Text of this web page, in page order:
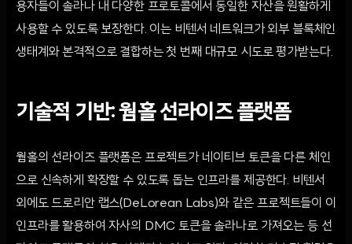
용자들이 솔라나 내 다양한 프로토콜에서 동일한 자산을 원활하게
사용할 수 있도록 보장한다. 이는 비텐서 네트워크가 외부 블록체인
생태계와 본격적으로 결합하는 첫 번째 대규모 시도로 평가받는다.
기술적 기반: 웜홀 선라이즈 플랫폼
웜홀의 선라이즈 플랫폼은 프로젝트가 네이티브 토큰을 다른 체인
으로 신속하게 확장할 수 있도록 돕는 인프라를 제공한다. 비텐서
외에도 드로리안 랩스(DeLorean Labs)와 같은 프로젝트들이 이
인프라를 활용하여 자사의 DMC 토큰을 솔라나로 가져오는 등 선